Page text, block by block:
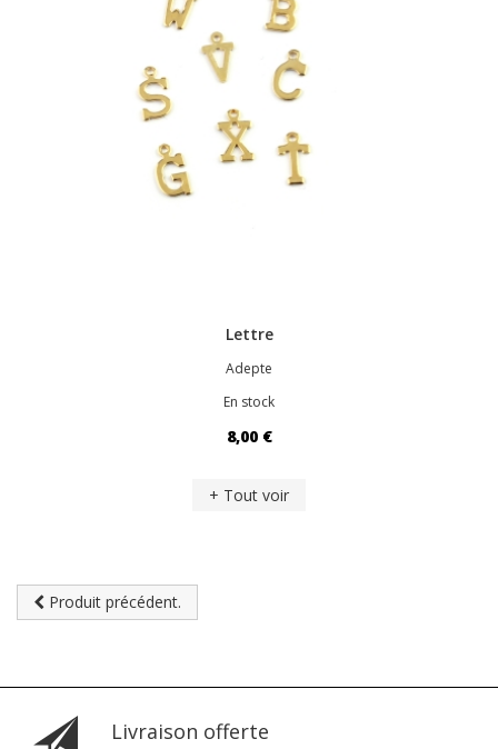
Lettre
Adepte
En stock
8,00 €
+ Tout voir
Produit précédent.
Livraison offerte